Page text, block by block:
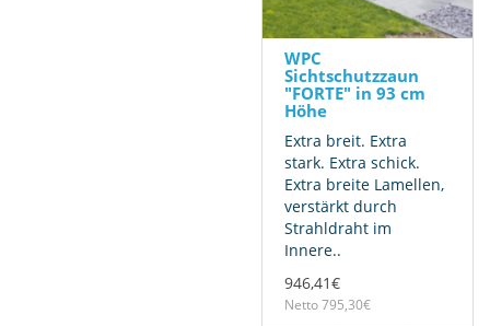
WPC
Sichtschutzzaun
"FORTE" in 93 cm
Höhe
Extra breit. Extra
stark. Extra schick.
Extra breite Lamellen,
verstärkt durch
Strahldraht im
Innere..
946,41€
Netto 795,30€